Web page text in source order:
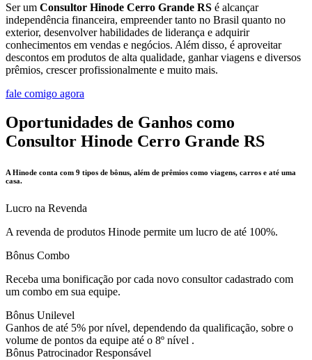
Ser um Consultor Hinode Cerro Grande RS é alcançar
independência financeira, empreender tanto no Brasil quanto no
exterior, desenvolver habilidades de liderança e adquirir
conhecimentos em vendas e negócios. Além disso, é aproveitar
descontos em produtos de alta qualidade, ganhar viagens e diversos
prêmios, crescer profissionalmente e muito mais.
fale comigo agora
Oportunidades de Ganhos como
Consultor Hinode Cerro Grande RS
A Hinode conta com 9 tipos de bônus, além de prêmios como viagens, carros e até uma
casa.
Lucro na Revenda
A revenda de produtos Hinode permite um lucro de até 100%.
Bônus Combo
Receba uma bonificação por cada novo consultor cadastrado com
um combo em sua equipe.
Bônus Unilevel
Ganhos de até 5% por nível, dependendo da qualificação, sobre o
volume de pontos da equipe até o 8º nível .
Bônus Patrocinador Responsável